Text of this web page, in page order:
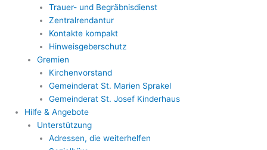
Trauer- und Begräbnisdienst
Zentralrendantur
Kontakte kompakt
Hinweisgeberschutz
Gremien
Kirchenvorstand
Gemeinderat St. Marien Sprakel
Gemeinderat St. Josef Kinderhaus
Hilfe & Angebote
Unterstützung
Adressen, die weiterhelfen